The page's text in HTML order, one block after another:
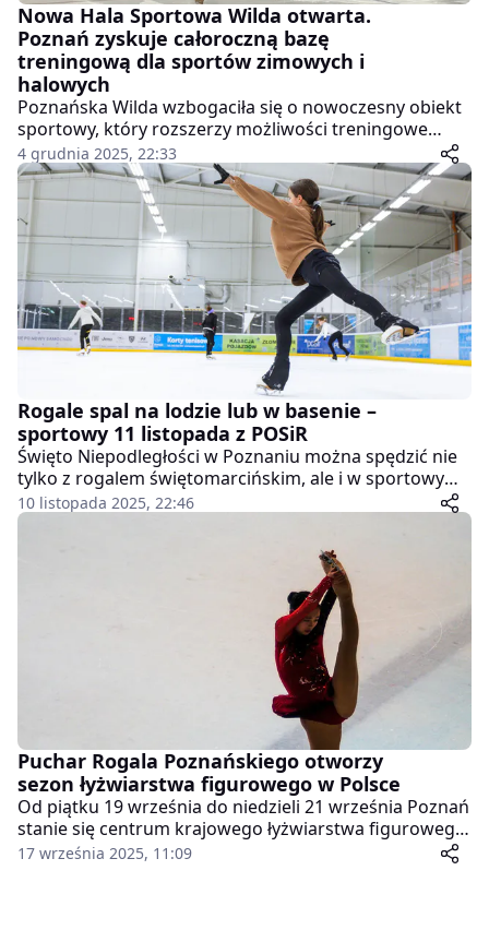
Nowa Hala Sportowa Wilda otwarta.
Poznań zyskuje całoroczną bazę
treningową dla sportów zimowych i
halowych
Poznańska Wilda wzbogaciła się o nowoczesny obiekt
sportowy, który rozszerzy możliwości treningowe
klubów i amatorów. Nowa Hala Sportowa Wilda przy
ul. o. Mariana Żelazka została oficjalnie otwarta 4
grudnia, a już od następnego dnia mogą korzystać z
niej łyżwiarze, hokeiści, curlingiści i miłośnicy sportów
halowych.
4 grudnia 2025, 22:33
Rogale spal na lodzie lub w basenie –
sportowy 11 listopada z POSiR
Święto Niepodległości w Poznaniu można spędzić nie
tylko z rogalem świętomarcińskim, ale i w sportowym
rytmie. Poznańskie Ośrodki Sportu i Rekreacji
zapraszają 11 listopada na swoje obiekty – to
doskonała okazja, by po słodkiej uczcie zadbać o
kondycję i spalić nadprogramowe kalorie.
10 listopada 2025, 22:46
Puchar Rogala Poznańskiego otworzy
sezon łyżwiarstwa figurowego w Polsce
Od piątku 19 września do niedzieli 21 września Poznań
stanie się centrum krajowego łyżwiarstwa figurowego.
W hali "Chwiałka" przy ul. Żelazka rozegrany zostanie
Puchar Rogala Poznańskiego – ogólnopolskie zawody
17 września 2025, 11:09